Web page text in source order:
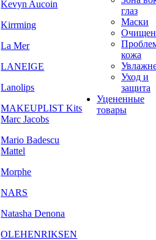
Kevyn Aucoin
Kirrming
La Mer
LANEIGE
Lanolips
MAKEUPLIST Kits
Marc Jacobs
Mario Badescu
Mattel
Morphe
NARS
Natasha Denona
OLEHENRIKSEN
глаз
Маски
кожа
Уход и
защита
Уцененные
товары